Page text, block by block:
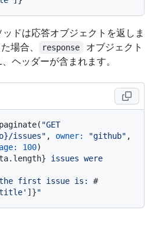
ッドは応答オブジェクトを返しま
場合、 response
オブジェクト
ヘッダーが含まれます。
"GET
issues" , owner: "github"
100)
issues were
first issue is: #
]}"